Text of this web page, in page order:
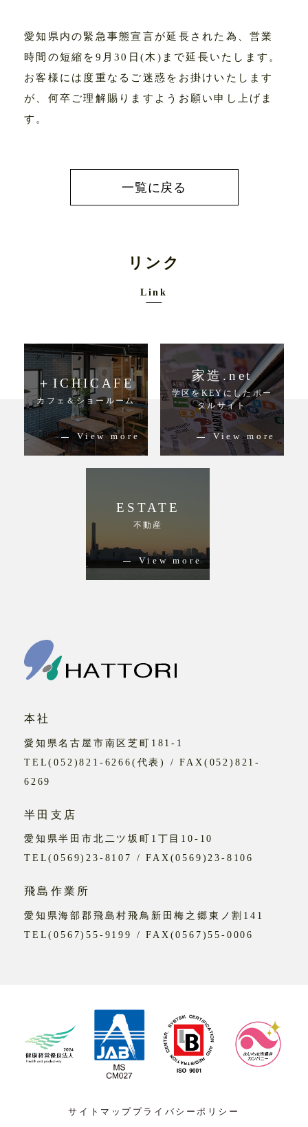
お客様の声
イベント
会社情報
愛知県内の緊急事態宣言が延長された為、営業
時間の短縮を9月30日(木)まで延長いたします。
お客様には度重なるご迷惑をお掛けいたします
が、何卒ご理解賜りますようお願い申し上げま
す。
一覧に戻る
リンク
＋ICHICAFE
カフェ＆ショールーム
View more
家造.net
学区をKEYにしたポー
タルサイト
View more
ESTATE
不動産
View more
本社
愛知県名古屋市南区芝町181-1
TEL(052)821-6266(代表) / FAX(052)821-
6269
半田支店
愛知県半田市北二ツ坂町1丁目10-10
TEL(0569)23-8107 / FAX(0569)23-8106
飛島作業所
愛知県海部郡飛島村飛鳥新田梅之郷東ノ割141
TEL(0567)55-9199 / FAX(0567)55-0006
サイトマップ プライバシーポリシー